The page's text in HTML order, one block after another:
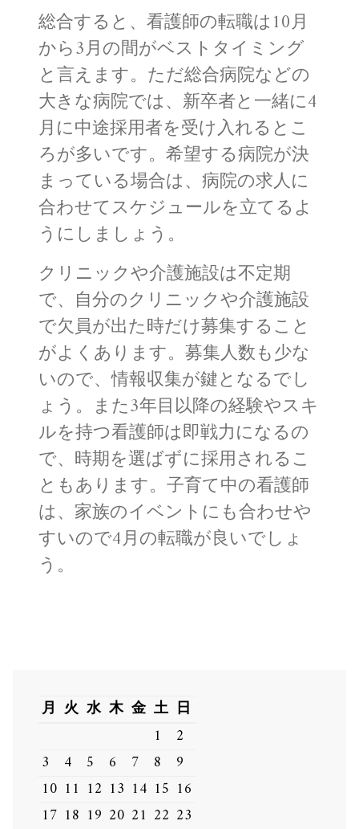
総合すると、看護師の転職は10月
から3月の間がベストタイミング
と言えます。ただ総合病院などの
大きな病院では、新卒者と一緒に4
月に中途採用者を受け入れるとこ
ろが多いです。希望する病院が決
まっている場合は、病院の求人に
合わせてスケジュールを立てるよ
うにしましょう。
クリニックや介護施設は不定期
で、自分のクリニックや介護施設
で欠員が出た時だけ募集すること
がよくあります。募集人数も少な
いので、情報収集が鍵となるでし
ょう。また3年目以降の経験やスキ
ルを持つ看護師は即戦力になるの
で、時期を選ばずに採用されるこ
ともあります。子育て中の看護師
は、家族のイベントにも合わせや
すいので4月の転職が良いでしょ
う。
月 火 水 木 金 土 日
1
2
3
4 5 6 7 8
9
10 11 12 13 14 15 16
17 18 19 20 21 22 23